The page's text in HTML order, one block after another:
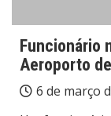
Funcionário
Aeroporto
6 de março